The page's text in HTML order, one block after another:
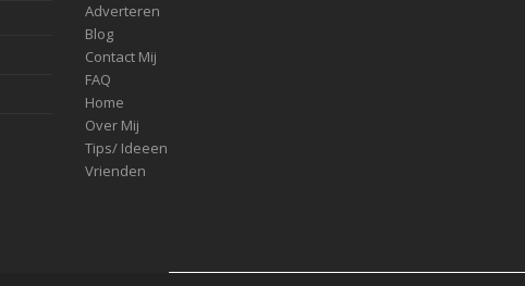
Adverteren
Blog
Contact Mij
FAQ
Home
Over Mij
Tips/ Ideeen
Vrienden